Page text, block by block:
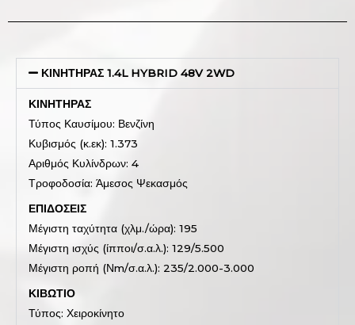
ΚΙΝΗΤΗΡΑΣ 1.4L HYBRID 48V 2WD
ΚΙΝΗΤΗΡΑΣ
Τύπος Καυσίμου: Βενζίνη
Κυβισμός (κ.εκ): 1.373
Αριθμός Κυλίνδρων: 4
Τροφοδοσία: Άμεσος Ψεκασμός
ΕΠΙΔΟΣΕΙΣ
Μέγιστη ταχύτητα (χλμ./ώρα): 195
Μέγιστη ισχύς (ίπποι/σ.α.λ.): 129/5.500
Μέγιστη ροπή (Νm/σ.α.λ.): 235/2.000-3.000
ΚΙΒΩΤΙΟ
Τύπος: Χειροκίνητο